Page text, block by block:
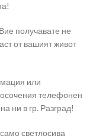
получавате не
от вашият живот
или
телефонен
ни в гр. Разград!
светлосива